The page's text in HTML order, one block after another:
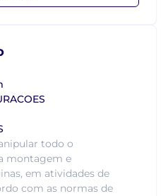
todo o
montagem e
em atividades de
com as normas de